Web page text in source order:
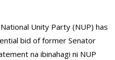
Unity Party (NUP) has
bid of former Senator
na ibinahagi ni NUP